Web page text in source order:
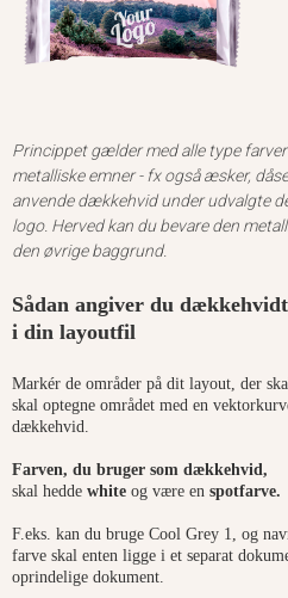
Princippet gælder med alle type
metalliske emner - fx også æsker,
anvende dækkehvid under udvalgte
logo. Herved kan du bevare den
den øvrige baggrund.
Sådan angiver du dækkehvidt
i din layoutfil
Markér de områder på dit layout, der
skal optegne området med en
dækkehvid.
Farven, du bruger som dækkehvid,
skal hedde white og være en spotfarve.
F.eks. kan du bruge Cool Grey 1, og
farve skal enten ligge i et separat
oprindelige dokument.